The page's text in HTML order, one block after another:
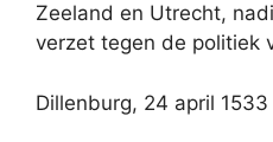
Zeeland en Utrecht,
verzet tegen de politiek
Dillenburg, 24 april